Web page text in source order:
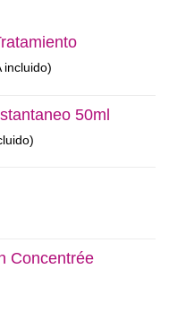
incluido)
50ml
Concentrée